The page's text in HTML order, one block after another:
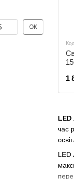
LED
час
LED
1
ОК